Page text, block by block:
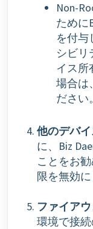
Non-
ために
を付与
シビリ
イス所
場合は、
ださい。
他のデバ
に、Biz
ことをお
限を無効に
ファイア
環境で接